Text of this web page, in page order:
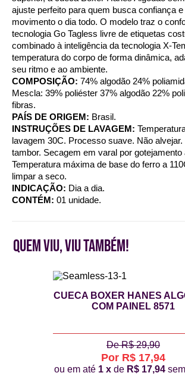
ajuste perfeito para quem busca confiança
movimento o dia todo. O modelo traz o
tecnologia Go Tagless livre de etiquetas
combinado à inteligência da tecnologia X-
temperatura do corpo de forma dinâmica,
seu ritmo e ao ambiente.
COMPOSIÇÃO: 74% algodão 24%
Mescla: 39% poliéster 37% algodão 22%
fibras.
PAÍS DE ORIGEM: Brasil.
INSTRUÇÕES DE LAVAGEM:
lavagem 30C. Processo suave. Não
tambor. Secagem em varal por gotejamento
Temperatura máxima de base do ferro a
limpar a seco.
INDICAÇÃO: Dia a dia.
CONTÉM: 01 unidade.
QUEM VIU, VIU TAMBÉM!
Previous
CUECA BOXER HANES
COM PAINEL 8571
De R$ 29,90
Por R$ 17,94
ou em até 1 xde R$ 17,94